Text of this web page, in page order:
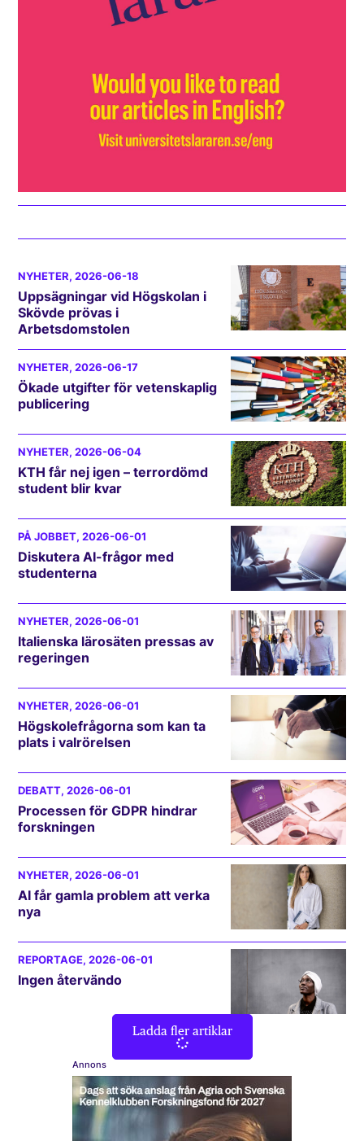
NYHETER, 2026-06-18
Uppsägningar vid Högskolan i
Skövde prövas i
Arbetsdomstolen
NYHETER, 2026-06-17
Ökade utgifter för vetenskaplig
publicering
NYHETER, 2026-06-04
KTH får nej igen – terrordömd
student blir kvar
PÅ JOBBET, 2026-06-01
Diskutera AI-frågor med
studenterna
NYHETER, 2026-06-01
Italienska lärosäten pressas av
regeringen
NYHETER, 2026-06-01
Högskolefrågorna som kan ta
plats i valrörelsen
DEBATT, 2026-06-01
Processen för GDPR hindrar
forskningen
NYHETER, 2026-06-01
AI får gamla problem att verka
nya
REPORTAGE, 2026-06-01
Ingen återvändo
Ladda fler artiklar
Annons